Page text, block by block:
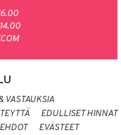
VASTAUKSIA
EDULLISET HINNAT
EVÄSTEET